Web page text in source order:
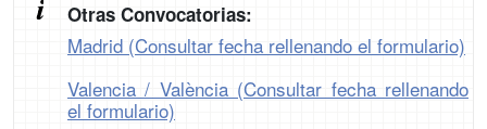
Otras Convocatorias:
Madrid (Consultar fecha rellenando el formulario)
Valencia / València (Consultar fecha rellenando
el formulario)